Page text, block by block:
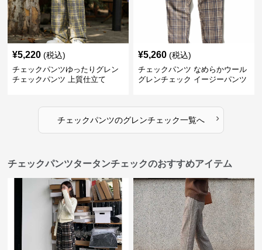
¥5,220 (税込)
チェックパンツゆったりグレン
チェックパンツ 上質仕立て
¥5,260 (税込)
チェックパンツ なめらかウール
グレンチェック イージーパンツ
チェックパンツのグレンチェック一覧へ ›
チェックパンツタータンチェックのおすすめアイテム